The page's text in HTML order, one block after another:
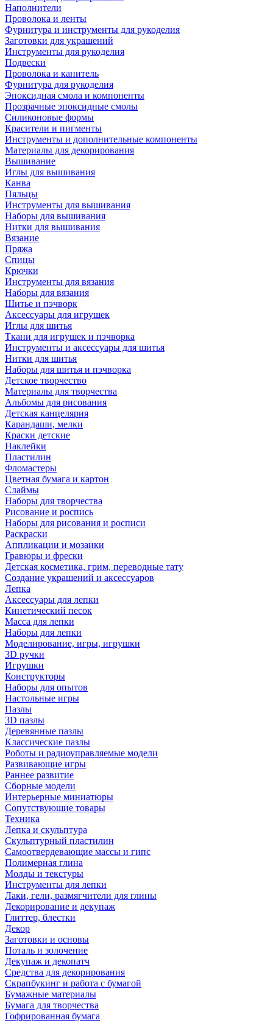
Наполнители
Проволока и ленты
Фурнитура и инструменты для рукоделия
Заготовки для украшений
Инструменты для рукоделия
Подвески
Проволока и канитель
Фурнитура для рукоделия
Эпоксидная смола и компоненты
Прозрачные эпоксидные смолы
Силиконовые формы
Красители и пигменты
Инструменты и дополнительные компоненты
Материалы для декорирования
Вышивание
Иглы для вышивания
Канва
Пяльцы
Инструменты для вышивания
Наборы для вышивания
Нитки для вышивания
Вязание
Пряжа
Спицы
Крючки
Инструменты для вязания
Наборы для вязания
Шитье и пэчворк
Аксессуары для игрушек
Иглы для шитья
Ткани для игрушек и пэчворка
Инструменты и аксессуары для шитья
Нитки для шитья
Наборы для шитья и пэчворка
Детское творчество
Материалы для творчества
Альбомы для рисования
Детская канцелярия
Карандаши, мелки
Краски детские
Наклейки
Пластилин
Фломастеры
Цветная бумага и картон
Слаймы
Наборы для творчества
Рисование и роспись
Наборы для рисования и росписи
Раскраски
Аппликации и мозаики
Гравюры и фрески
Детская косметика, грим, переводные тату
Создание украшений и аксессуаров
Лепка
Аксессуары для лепки
Кинетический песок
Масса для лепки
Наборы для лепки
Моделирование, игры, игрушки
3D ручки
Игрушки
Конструкторы
Наборы для опытов
Настольные игры
Пазлы
3D пазлы
Деревянные пазлы
Классические пазлы
Роботы и радиоуправляемые модели
Развивающие игры
Раннее развитие
Сборные модели
Интерьерные миниатюры
Сопутствующие товары
Техника
Лепка и скульптура
Скульптурный пластилин
Самоотвердевающие массы и гипс
Полимерная глина
Молды и текстуры
Инструменты для лепки
Лаки, гели, размягчители для глины
Декорирование и декупаж
Глиттер, блестки
Декор
Заготовки и основы
Поталь и золочение
Декупаж и декопатч
Средства для декорирования
Скрапбукинг и работа с бумагой
Бумажные материалы
Бумага для творчества
Гофрированная бумага